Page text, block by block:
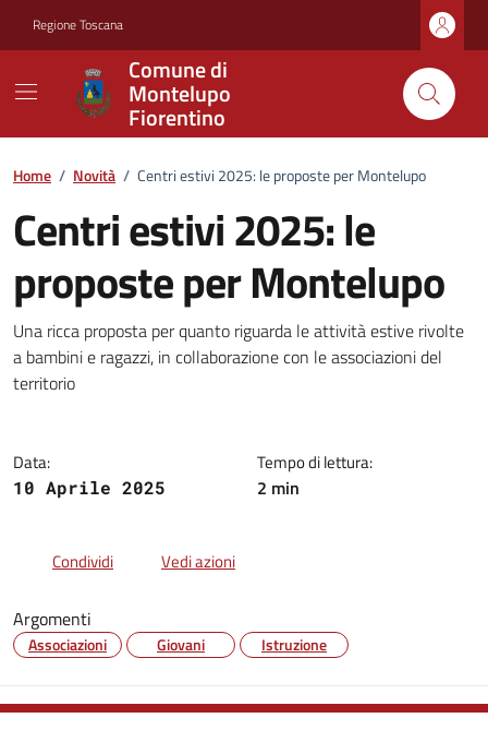
Regione Toscana
Comune di
Montelupo
Fiorentino
Home / Novità / Centri estivi 2025: le proposte per Montelupo
Centri estivi 2025: le
proposte per Montelupo
Dettagli della notizia
Una ricca proposta per quanto riguarda le attività estive rivolte
a bambini e ragazzi, in collaborazione con le associazioni del
territorio
Data:
10 Aprile 2025
Tempo di lettura:
2 min
Condividi Vedi azioni
Argomenti
Associazioni Giovani Istruzione